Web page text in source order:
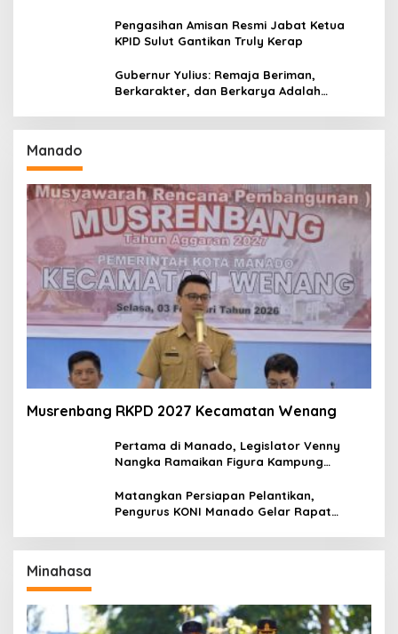
Pengasihan Amisan Resmi Jabat Ketua
KPID Sulut Gantikan Truly Kerap
Gubernur Yulius: Remaja Beriman,
Berkarakter, dan Berkarya Adalah
Manado
Musrenbang RKPD 2027 Kecamatan Wenang
Pertama di Manado, Legislator Venny
Nangka Ramaikan Figura Kampung
Matangkan Persiapan Pelantikan,
Pengurus KONI Manado Gelar Rapat
Minahasa